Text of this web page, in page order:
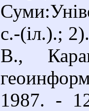
с.-(іл.).;
В.,
1987. -